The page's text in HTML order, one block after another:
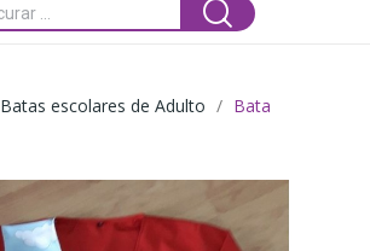
Batas escolares de Adulto
Bata